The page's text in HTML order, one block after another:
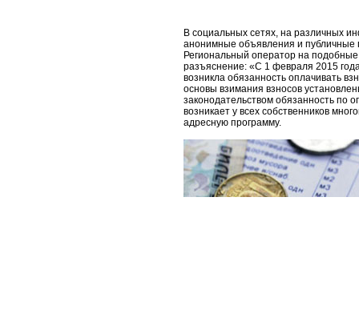
В социальных сетях, на различных
анонимные объявления и публичные
Региональный оператор на
разъяснение: «С 1 февраля 2015
возникла обязанность оплачивать
основы взимания взносов
законодательством обязанность по
возникает у всех собственников
адресную программу.